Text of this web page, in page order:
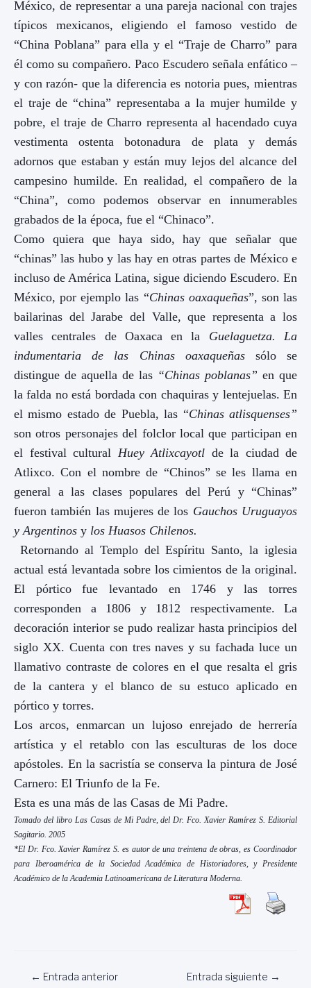
México, de representar a una pareja nacional con trajes
típicos mexicanos, eligiendo el famoso vestido de
“China Poblana” para ella y el “Traje de Charro” para
él como su compañero. Paco Escudero señala enfático –
y con razón- que la diferencia es notoria pues, mientras
el traje de “china” representaba a la mujer humilde y
pobre, el traje de Charro representa al hacendado cuya
vestimenta ostenta botonadura de plata y demás
adornos que estaban y están muy lejos del alcance del
campesino humilde. En realidad, el compañero de la
“China”, como podemos observar en innumerables
grabados de la época, fue el “Chinaco”.
Como quiera que haya sido, hay que señalar que
“chinas” las hubo y las hay en otras partes de México e
incluso de América Latina, sigue diciendo Escudero. En
México, por ejemplo las “Chinas oaxaqueñas”, son las
bailarinas del Jarabe del Valle, que representa a los
valles centrales de Oaxaca en la Guelaguetza. La
indumentaria de las Chinas oaxaqueñassólo se
distingue de aquella de las “Chinas poblanas” en que
la falda no está bordada con chaquiras y lentejuelas. En
el mismo estado de Puebla, las “Chinas atlisquenses”
son otros personajes del folclor local que participan en
el festival cultural Huey Atlixcayotl de la ciudad de
Atlixco. Con el nombre de “Chinos” se les llama en
general a las clases populares del Perú y “Chinas”
fueron también las mujeres de los Gauchos Uruguayos
y Argentinos y los Huasos Chilenos.
Retornando al Templo del Espíritu Santo, la iglesia
actual está levantada sobre los cimientos de la original.
El pórtico fue levantado en 1746 y las torres
corresponden a 1806 y 1812 respectivamente. La
decoración interior se pudo realizar hasta principios del
siglo XX. Cuenta con tres naves y su fachada luce un
llamativo contraste de colores en el que resalta el gris
de la cantera y el blanco de su estuco aplicado en
pórtico y torres.
Los arcos, enmarcan un lujoso enrejado de herrería
artística y el retablo con las esculturas de los doce
apóstoles. En la sacristía se conserva la pintura de José
Carnero: El Triunfo de la Fe.
Esta es una más de las Casas de Mi Padre.
Tomado del libro Las Casas de Mi Padre, del Dr. Fco. Xavier Ramírez S. Editorial
Sagitario. 2005
*El Dr. Fco. Xavier Ramírez S. es autor de una treintena de obras, es Coordinador
para Iberoamérica de la Sociedad Académica de Historiadores, y Presidente
Académico de la Academia Latinoamericana de Literatura Moderna.
Navegación
← Entrada anterior Entrada siguiente →